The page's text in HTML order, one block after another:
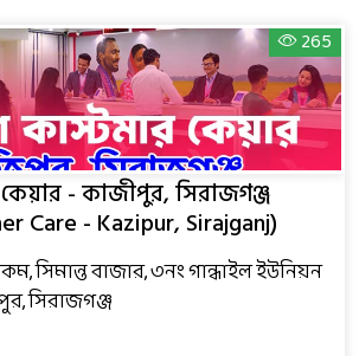
265
- কাজীপুর, সিরাজগঞ্জ
Care - Kazipur, Sirajganj)
সিমান্ত বাজার, ৩নং গান্ধাইল ইউনিয়ন
সিরাজগঞ্জ